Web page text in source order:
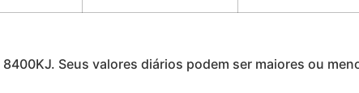
Seus valores diários podem ser maiores ou